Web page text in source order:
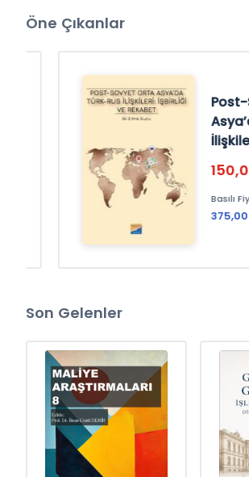
En İyi Hukuk
SüreliKitap'da!
İncelemek için
İncelemek için
Öne Çıkanlar
Post-
Asya’da
İlişkileri
Rekabet
150,00 TL
Basılı Fiyatı:
375,00 TL
Son Gelenler